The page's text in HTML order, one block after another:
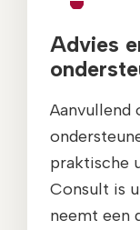
Advies
Aanvullend
praktische
Consult is
neemt een